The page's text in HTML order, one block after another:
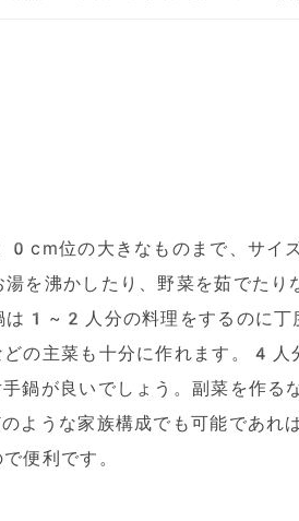
位の大きなものまで、サイ
沸かしたり、野菜を茹でたり
1~2人分の料理をするのに丁
の主菜も十分に作れます。4人
が良いでしょう。副菜を作る
うな家族構成でも可能であれ
便利です。